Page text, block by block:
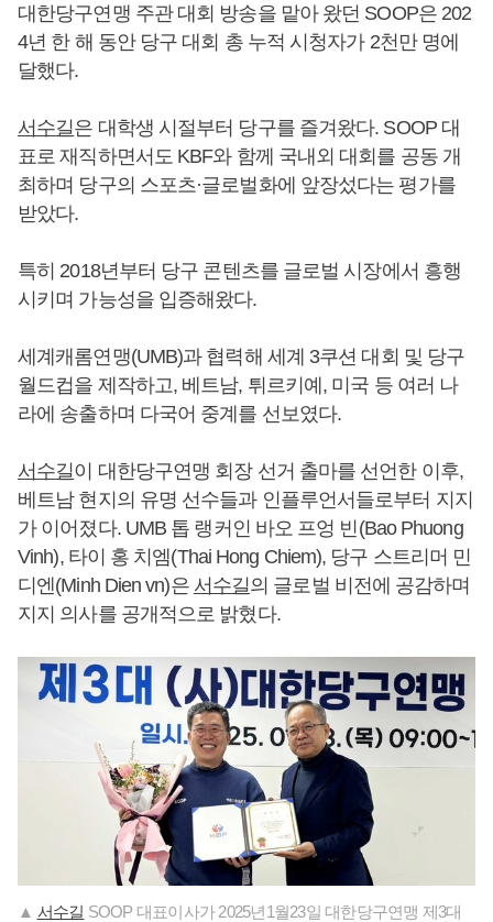
대한당구연맹 주관 대회 방송을 맡아 왔던 SOOP은 202
4년 한 해 동안 당구 대회 총 누적 시청자가 2천만 명에
달했다.
서수길은 대학생 시절부터 당구를 즐겨왔다. SOOP 대
표로 재직하면서도 KBF와 함께 국내외 대회를 공동 개
최하며 당구의 스포츠·글로벌화에 앞장섰다는 평가를
받았다.
특히 2018년부터 당구 콘텐츠를 글로벌 시장에서 흥행
시키며 가능성을 입증해왔다.
세계캐롬연맹(UMB)과 협력해 세계 3쿠션 대회 및 당구
월드컵을 제작하고, 베트남, 튀르키예, 미국 등 여러 나
라에 송출하며 다국어 중계를 선보였다.
서수길이 대한당구연맹 회장 선거 출마를 선언한 이후,
베트남 현지의 유명 선수들과 인플루언서들로부터 지지
가 이어졌다. UMB 톱 랭커인 바오 프엉 빈(Bao Phuong
Vinh), 타이 홍 치엠(Thai Hong Chiem), 당구 스트리머 민
디엔(Minh Dien vn)은 서수길의 글로벌 비전에 공감하며
지지 의사를 공개적으로 밝혔다.
▲ 서수길 SOOP 대표이사가 2025년1월23일 대한당구연맹 제3대